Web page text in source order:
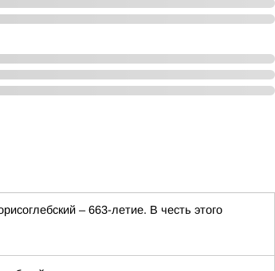
– 663-летие. В честь этого